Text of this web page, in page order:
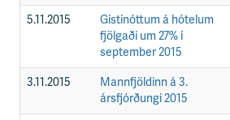
5.11.2015
Gistinóttum á hótelum
fjölgaði um 27% í
september 2015
3.11.2015
Mannfjöldinn á 3.
ársfjórðungi 2015